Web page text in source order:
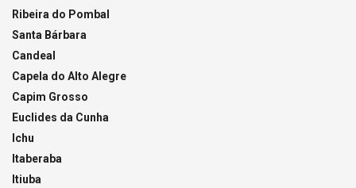
Ribeira do Pombal
Santa Bárbara
Candeal
Capela do Alto Alegre
Capim Grosso
Euclides da Cunha
Ichu
Itaberaba
Itiuba